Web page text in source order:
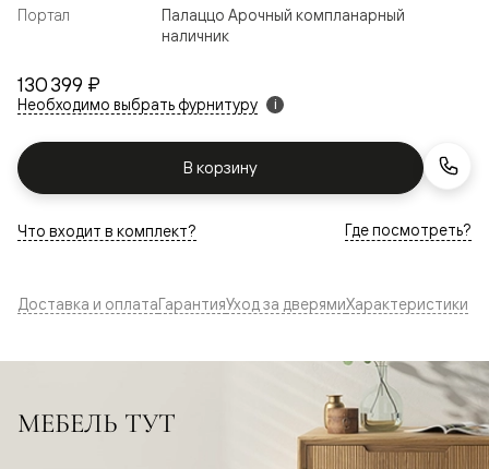
130 399 ₽
Необходимо выбрать фурнитуру i
В корзину
Портал
Палаццо Арочный компланарный
наличник
Что входит в комплект? Где посмотреть?
Доставка и оплатаГарантияУход за дверямиХарактеристики
МЕБЕЛЬ ТУТ